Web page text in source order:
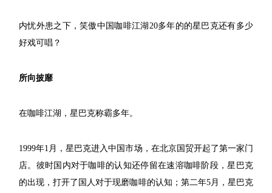
内忧外患之下，笑傲中国咖啡江湖20多年的的星巴克还有多少
好戏可唱？
所向披靡
在咖啡江湖，星巴克称霸多年。
1999年1月，星巴克进入中国市场，在北京国贸开起了第一家门
店。彼时国内对于咖啡的认知还停留在速溶咖啡阶段，星巴克
的出现，打开了国人对于现磨咖啡的认知；第二年5月，星巴克